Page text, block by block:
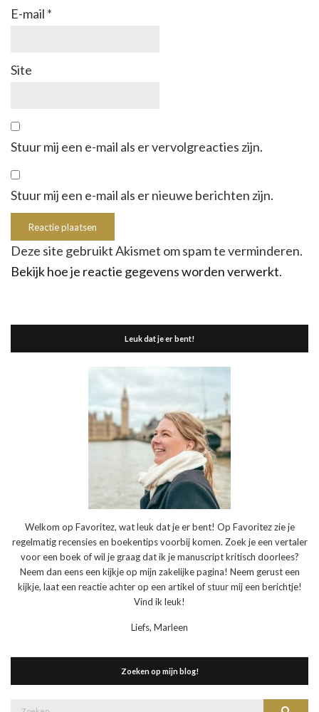
E-mail *
Site
Stuur mij een e-mail als er vervolgreacties zijn.
Stuur mij een e-mail als er nieuwe berichten zijn.
Deze site gebruikt Akismet om spam te verminderen.
Bekijk hoe je reactie gegevens worden verwerkt.
Leuk dat je er bent!
Welkom op Favoritez, wat leuk dat je er bent! Op Favoritez zie je
regelmatig recensies en boekentips voorbij komen. Zoek je een vertaler
voor een boek of wil je graag dat ik je manuscript kritisch doorlees?
Neem dan eens een kijkje op mijn zakelijke pagina! Neem gerust een
kijkje, laat een reactie achter op een artikel of stuur mij een berichtje!
Vind ik leuk!
Liefs, Marleen
Zoeken op mijn blog!